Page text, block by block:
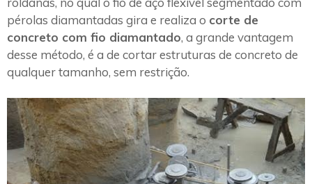
pérolas diamantadas gira e realiza o corte de
concreto com fio diamantado, a grande vantagem
desse método, é a de cortar estruturas de concreto de
qualquer tamanho, sem restrição.